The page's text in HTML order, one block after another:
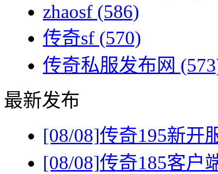
zhaosf (586)
传奇sf (570)
传奇私服发布网
最新发布
[08/08]传奇195新开
[08/08]传奇185客户